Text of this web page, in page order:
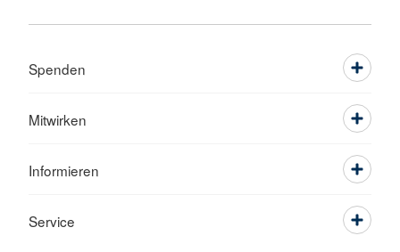
Spenden
Mitwirken
Informieren
Service